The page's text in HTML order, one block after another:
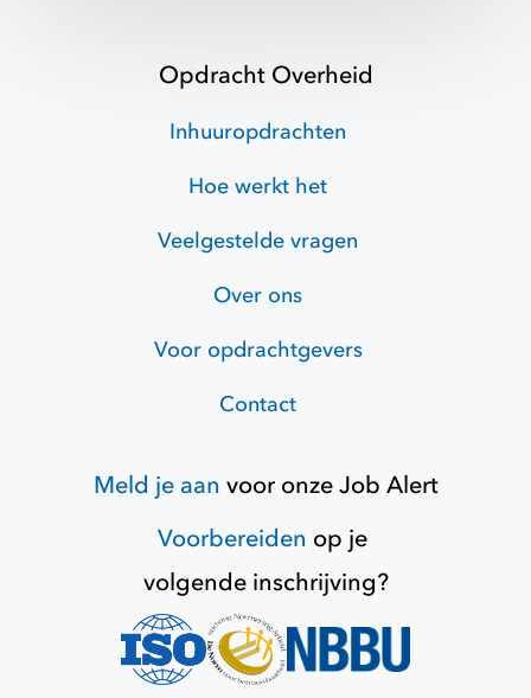
Opdracht Overheid
Inhuuropdrachten
Hoe werkt het
Veelgestelde vragen
Over ons
Voor opdrachtgevers
Contact
Meld je aan voor onzeJob Alert
Voorbereiden op je
volgende inschrijving?